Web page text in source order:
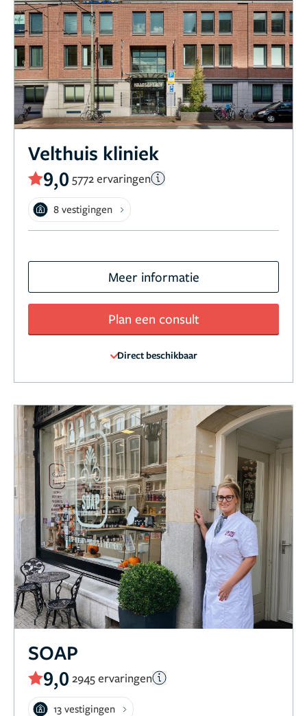
Velthuis kliniek
9,0 5772 ervaringen
8 vestigingen
Meer informatie
Plan een consult
Direct beschikbaar
SOAP
9,0 2945 ervaringen
13 vestigingen